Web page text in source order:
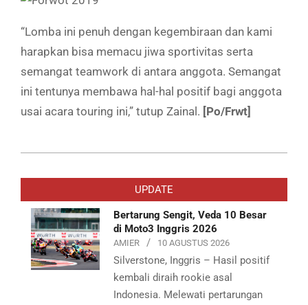
“Lomba ini penuh dengan kegembiraan dan kami
harapkan bisa memacu jiwa sportivitas serta
semangat teamwork di antara anggota. Semangat
ini tentunya membawa hal-hal positif bagi anggota
usai acara touring ini,” tutup Zainal. [Po/Frwt]
11-
UPDATE
Bertarung Sengit, Veda 10 Besar
di Moto3 Inggris 2026
AMIER 10 AGUSTUS 2026
Silverstone, Inggris – Hasil positif
kembali diraih rookie asal
Indonesia. Melewati pertarungan